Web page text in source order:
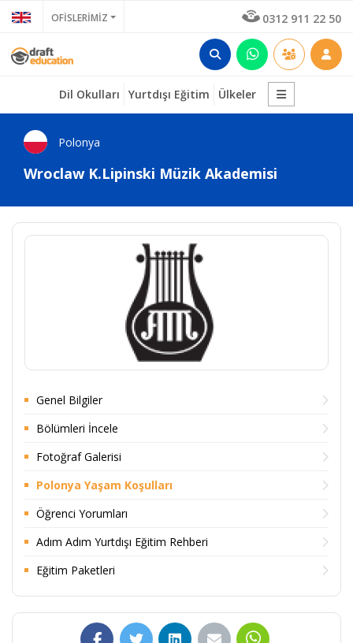
OFİSLERİMİZ 0312 911 22 50
Dil Okulları Yurtdışı Eğitim Ülkeler
Polonya
Wroclaw K.Lipinski Müzik Akademisi
Genel Bilgiler
Bölümleri İncele
Fotoğraf Galerisi
Polonya Yaşam Koşulları
Öğrenci Yorumları
Adım Adım Yurtdışı Eğitim Rehberi
Eğitim Paketleri